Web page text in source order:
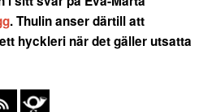
. Thulin anser därtill att
hyckleri när det gäller utsatta